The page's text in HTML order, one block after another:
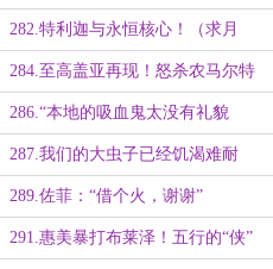
282.特利迦与永恒核心！（求月
票！）
284.至高盖亚再现！怒杀农马尔特
人！（合章）
286.“本地的吸血鬼太没有礼貌
了！”（二合一大章）
287.我们的大虫子已经饥渴难耐
了！（二合一大章）
289.佐菲：“借个火，谢谢”
291.惠美暴打布莱泽！五行的“侠”